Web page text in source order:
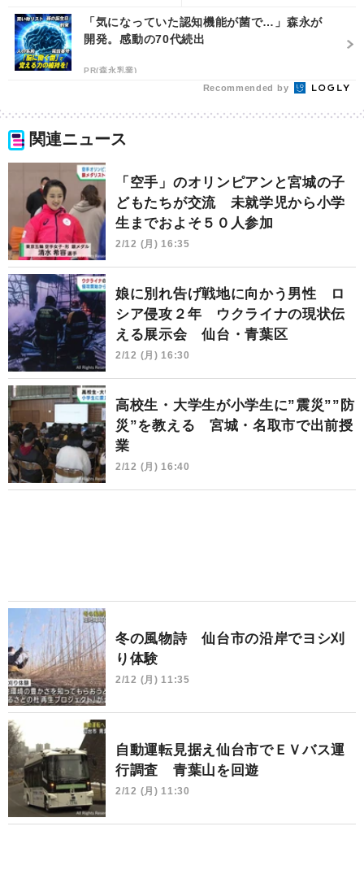
「気になっていた認知機能が菌で…」森永が
開発。感動の70代続出
PR(森永乳業)
Recommended by
関連ニュース
「空手」のオリンピアンと宮城の子
どもたちが交流 未就学児から小学
生までおよそ５０人参加
2/12 (月) 16:35
娘に別れ告げ戦地に向かう男性 ロ
シア侵攻２年 ウクライナの現状伝
える展示会 仙台・青葉区
2/12 (月) 16:30
高校生・大学生が小学生に”震災””防
災”を教える 宮城・名取市で出前授
業
2/12 (月) 16:40
冬の風物詩 仙台市の沿岸でヨシ刈
り体験
2/12 (月) 11:35
自動運転見据え仙台市でＥＶバス運
行調査 青葉山を回遊
2/12 (月) 11:30